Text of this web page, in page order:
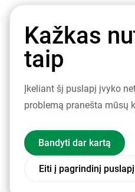
Kažkas
taip
Įkeliant šį puslapį įvyko
problemą pranešta mūsų
Bandyti dar kartą
Eiti į pagrindinį puslapį